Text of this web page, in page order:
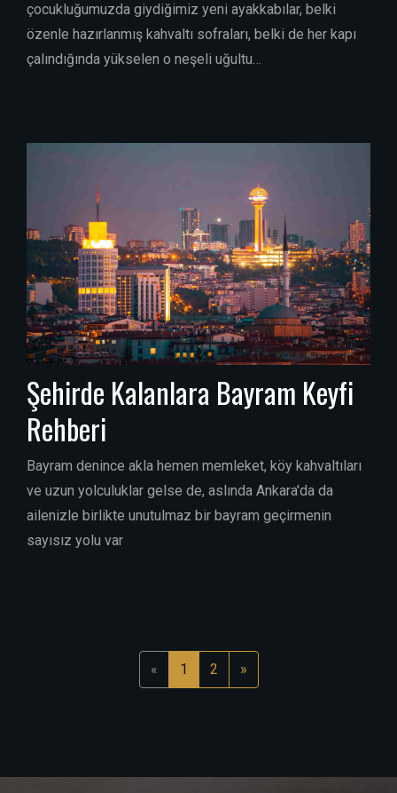
çocukluğumuzda giydiğimiz yeni ayakkabılar, belki
özenle hazırlanmış kahvaltı sofraları, belki de her kapı
çalındığında yükselen o neşeli uğultu…
Şehirde Kalanlara Bayram Keyfi
Rehberi
Bayram denince akla hemen memleket, köy kahvaltıları
ve uzun yolculuklar gelse de, aslında Ankara'da da
ailenizle birlikte unutulmaz bir bayram geçirmenin
sayısız yolu var
« 1 2 »